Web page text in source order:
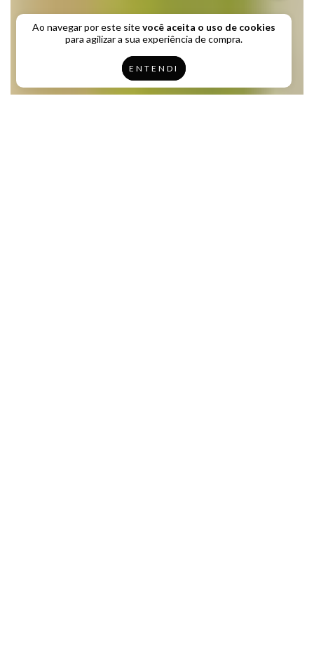
Ao navegar por este sitevocê aceita o uso de cookies
para agilizar a sua experiência de compra.
ENTENDI